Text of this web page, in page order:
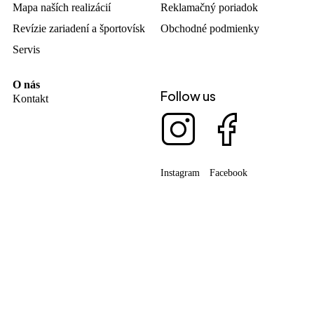
Mapa naších realizácií
Revízie zariadení a športovísk
Servis
Reklamačný poriadok
Obchodné podmienky
O nás
Kontakt
Follow us
Instagram Facebook